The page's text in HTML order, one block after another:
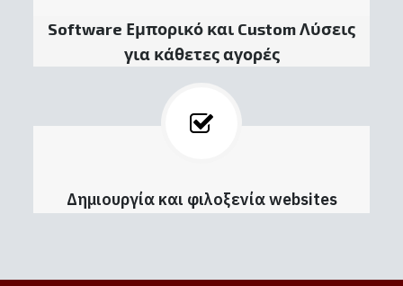
Software Εμπορικό και Custom Λύσεις
για κάθετες αγορές
Δημιουργία και φιλοξενία websites